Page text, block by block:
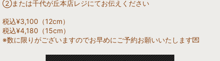
②または千代が丘本店レジにてお伝えください
税込¥3,100（12cm）
税込¥4,180（15cm）
※数に限りがございますのでお早めにご予約お願いいたします💌